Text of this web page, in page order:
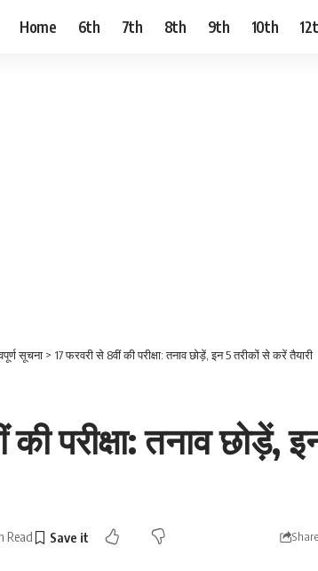
Home 6th 7th 8th 9th 10th
सूचना > 17 फरवरी से 8वीं की परीक्षा: तनाव छोड़ें, इन 5 तरीकों से करें तैयारी
की परीक्षा: तनाव छोड़ें,
Read Share